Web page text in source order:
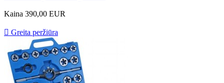
Kaina 390,00 EUR
 Greita peržiūra